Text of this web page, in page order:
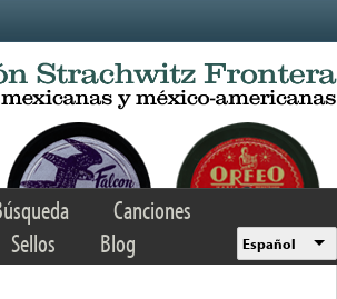
Canciones
Sellos Blog Español